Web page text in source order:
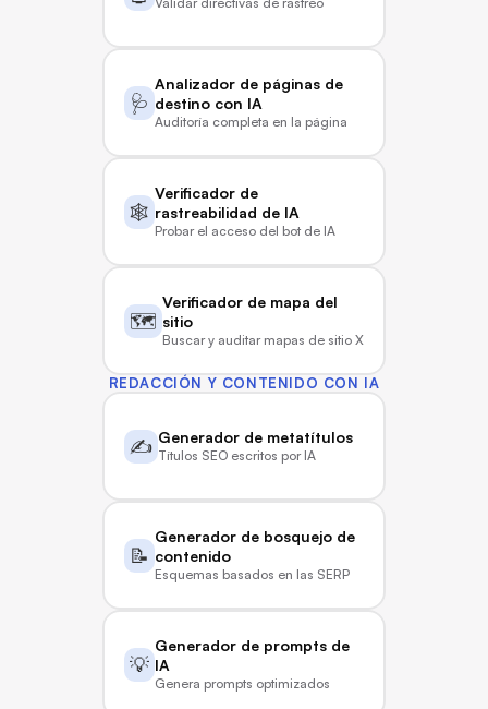
🩺
Analizador de páginas de
destino con IA
Auditoría completa en la página
🕸️
Verificador de
rastreabilidad de IA
Probar el acceso del bot de IA
🗺️
Verificador de mapa del
sitio
Buscar y auditar mapas de sitio XML
REDACCIÓN Y CONTENIDO CON IA
✍️ Generador de metatítulos
Títulos SEO escritos por IA
📝
Generador de bosquejo de
contenido
Esquemas basados en las SERP
💡
Generador de prompts de
IA
Genera prompts optimizados